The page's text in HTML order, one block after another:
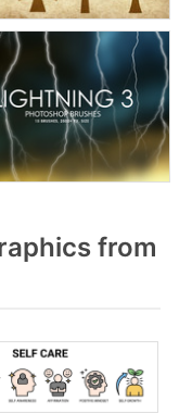
from